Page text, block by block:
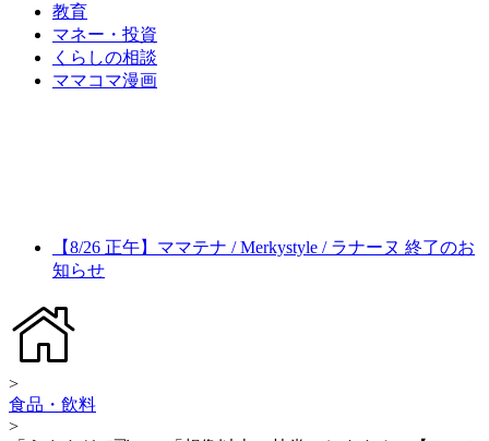
教育
マネー・投資
くらしの相談
ママコマ漫画
【8/26 正午】ママテナ / Merkystyle / ラナーヌ 終了のお
知らせ
>
食品・飲料
>